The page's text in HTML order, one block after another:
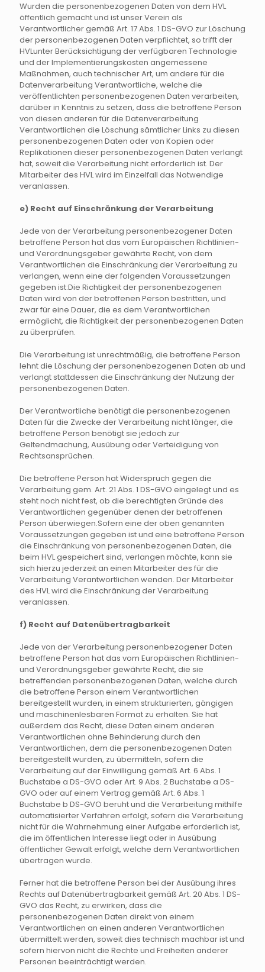
Wurden die personenbezogenen Daten von dem HVL
öffentlich gemacht und ist unser Verein als
Verantwortlicher gemäß Art. 17 Abs. 1 DS-GVO zur Löschung
der personenbezogenen Daten verpflichtet, so trifft der
HVLunter Berücksichtigung der verfügbaren Technologie
und der Implementierungskosten angemessene
Maßnahmen, auch technischer Art, um andere für die
Datenverarbeitung Verantwortliche, welche die
veröffentlichten personenbezogenen Daten verarbeiten,
darüber in Kenntnis zu setzen, dass die betroffene Person
von diesen anderen für die Datenverarbeitung
Verantwortlichen die Löschung sämtlicher Links zu diesen
personenbezogenen Daten oder von Kopien oder
Replikationen dieser personenbezogenen Daten verlangt
hat, soweit die Verarbeitung nicht erforderlich ist. Der
Mitarbeiter des HVL wird im Einzelfall das Notwendige
veranlassen.
e) Recht auf Einschränkung der Verarbeitung
Jede von der Verarbeitung personenbezogener Daten
betroffene Person hat das vom Europäischen Richtlinien-
und Verordnungsgeber gewährte Recht, von dem
Verantwortlichen die Einschränkung der Verarbeitung zu
verlangen, wenn eine der folgenden Voraussetzungen
gegeben ist:Die Richtigkeit der personenbezogenen
Daten wird von der betroffenen Person bestritten, und
zwar für eine Dauer, die es dem Verantwortlichen
ermöglicht, die Richtigkeit der personenbezogenen Daten
zu überprüfen.
Die Verarbeitung ist unrechtmäßig, die betroffene Person
lehnt die Löschung der personenbezogenen Daten ab und
verlangt stattdessen die Einschränkung der Nutzung der
personenbezogenen Daten.
Der Verantwortliche benötigt die personenbezogenen
Daten für die Zwecke der Verarbeitung nicht länger, die
betroffene Person benötigt sie jedoch zur
Geltendmachung, Ausübung oder Verteidigung von
Rechtsansprüchen.
Die betroffene Person hat Widerspruch gegen die
Verarbeitung gem. Art. 21 Abs. 1 DS-GVO eingelegt und es
steht noch nicht fest, ob die berechtigten Gründe des
Verantwortlichen gegenüber denen der betroffenen
Person überwiegen.Sofern eine der oben genannten
Voraussetzungen gegeben ist und eine betroffene Person
die Einschränkung von personenbezogenen Daten, die
beim HVL gespeichert sind, verlangen möchte, kann sie
sich hierzu jederzeit an einen Mitarbeiter des für die
Verarbeitung Verantwortlichen wenden. Der Mitarbeiter
des HVL wird die Einschränkung der Verarbeitung
veranlassen.
f) Recht auf Datenübertragbarkeit
Jede von der Verarbeitung personenbezogener Daten
betroffene Person hat das vom Europäischen Richtlinien-
und Verordnungsgeber gewährte Recht, die sie
betreffenden personenbezogenen Daten, welche durch
die betroffene Person einem Verantwortlichen
bereitgestellt wurden, in einem strukturierten, gängigen
und maschinenlesbaren Format zu erhalten. Sie hat
außerdem das Recht, diese Daten einem anderen
Verantwortlichen ohne Behinderung durch den
Verantwortlichen, dem die personenbezogenen Daten
bereitgestellt wurden, zu übermitteln, sofern die
Verarbeitung auf der Einwilligung gemäß Art. 6 Abs. 1
Buchstabe a DS-GVO oder Art. 9 Abs. 2 Buchstabe a DS-
GVO oder auf einem Vertrag gemäß Art. 6 Abs. 1
Buchstabe b DS-GVO beruht und die Verarbeitung mithilfe
automatisierter Verfahren erfolgt, sofern die Verarbeitung
nicht für die Wahrnehmung einer Aufgabe erforderlich ist,
die im öffentlichen Interesse liegt oder in Ausübung
öffentlicher Gewalt erfolgt, welche dem Verantwortlichen
übertragen wurde.
Ferner hat die betroffene Person bei der Ausübung ihres
Rechts auf Datenübertragbarkeit gemäß Art. 20 Abs. 1 DS-
GVO das Recht, zu erwirken, dass die
personenbezogenen Daten direkt von einem
Verantwortlichen an einen anderen Verantwortlichen
übermittelt werden, soweit dies technisch machbar ist und
sofern hiervon nicht die Rechte und Freiheiten anderer
Personen beeinträchtigt werden.